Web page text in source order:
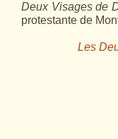
Deux Visages de
protestante de
Les